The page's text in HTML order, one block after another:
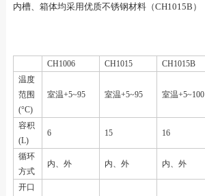
内槽、箱体均采用优质不锈钢材料（CH1015B）
CH1006 CH1015 CH1015B
温度
范围
(°C)
室温+5~95 室温+5~95 室温+5~100
容积
(L)
6 15 16
循环
方式
内、外 内、外 内、外
开口